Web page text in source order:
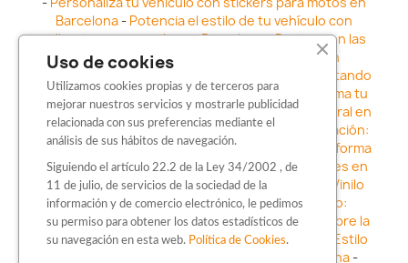
Barcelona- Potencia el estilo de tu vehículo con
adhesivos para coche en Barcelona-Destaca en las
calles: Los Mejores stickers para coches en
Vinilo para faros en Barcelona: Resaltando
la Estética y Seguridad del Automóvil- Transforma tu
vehículo con los vinilos fundidos rotulación integral en
Barcelona-Explora la Innovación en Personalización:
Vinilo líquido barbarroja dip en Barcelona
Transforma
tu vehículo con estilo: Kits adhesivos para coches en
Barcelona-Personaliza tu vehículo con estilo: Vinilo
para coche en Barcelona-Destaca con Estilo:
Pegatinas personalizadas en Barcelona -Descubre la
distinción: Los Mejores stickers en Barcelona
Estilo
en movimiento: Sticker para motos en Barcelona-
Uso de cookies
Utilizamos cookies propias y de terceros para
mejorar nuestros servicios y mostrarle publicidad
relacionada con sus preferencias mediante el
análisis de sus hábitos de navegación.
Siguiendo el artículo 22.2 de la Ley 34/2002 , de
11 de julio, de servicios de la sociedad de la
información y de comercio electrónico, le pedimos
su permiso para obtener los datos estadísticos de
su navegación en esta web. Política de Cookies.